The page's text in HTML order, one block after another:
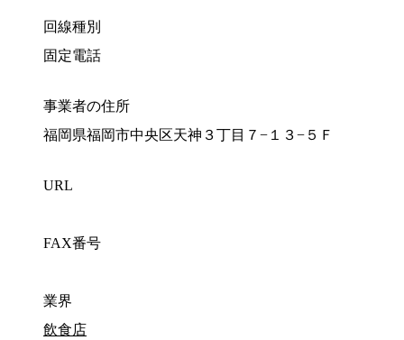
回線種別
固定電話
事業者の住所
福岡県福岡市中央区天神３丁目７−１３−５Ｆ
URL
FAX番号
業界
飲食店